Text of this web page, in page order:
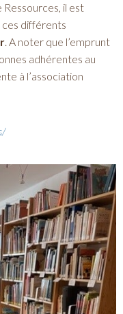
il est
ces différents
. A noter que l’emprunt
adhérentes au
à l’association